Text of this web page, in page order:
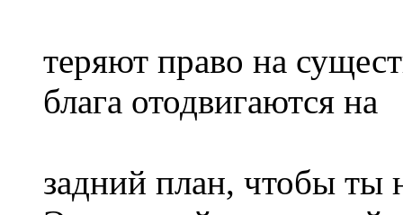
теряют право на
блага отодвигаются на
задний план, чтобы ты